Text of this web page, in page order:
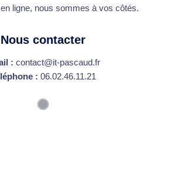
ligne, nous sommes à vos côtés.
Nous contacter
: contact@it-pascaud.fr
: 06.02.46.11.21